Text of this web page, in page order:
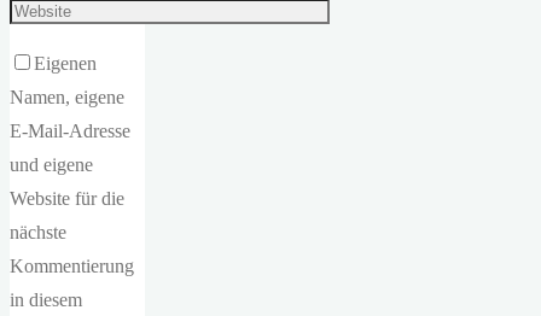
Eigenen
Namen, eigene
E-Mail-Adresse
und eigene
Website für die
nächste
Kommentierung
in diesem